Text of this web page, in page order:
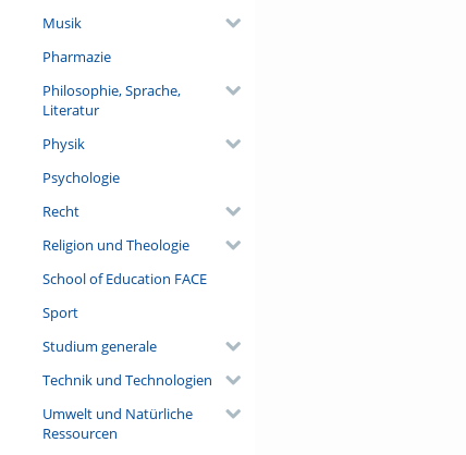
Musik
Pharmazie
Philosophie, Sprache,
Literatur
Physik
Psychologie
Recht
Religion und Theologie
School of Education FACE
Sport
Studium generale
Technik und Technologien
Umwelt und Natürliche
Ressourcen